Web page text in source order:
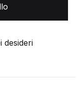
desideri